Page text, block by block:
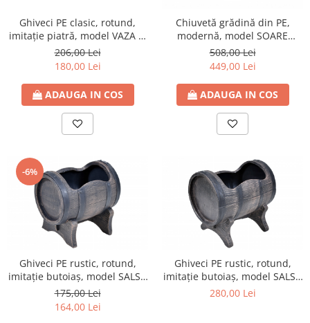
Ghiveci PE clasic, rotund,
imitație piatră, model VAZA S,
Ø370 x 400 (mm)
206,00 Lei
180,00 Lei
ADAUGA IN COS
Chiuvetă grădină din PE,
modernă, model SOARE
antracit
508,00 Lei
449,00 Lei
ADAUGA IN COS
-6%
Ghiveci PE rustic, rotund,
imitație butoiaș, model SALSA
S
175,00 Lei
164,00 Lei
Ghiveci PE rustic, rotund,
imitație butoiaș, model SALSA
M
280,00 Lei